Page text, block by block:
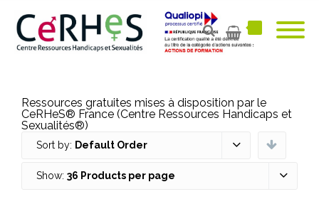
PhoneFacebookTwitterYoutube
Ressources gratuites mises à disposition par le
CeRHeS® France (Centre Ressources Handicaps et
Sexualités®)
Sort by: Default Order
Show: 36 Products per page